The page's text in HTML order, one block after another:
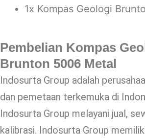
1x Kompas Geologi
Pembelian Kompas
Brunton 5006 Metal
Indosurta Group adalah
dan pemetaan terkemuka di
Indosurta Group melayani jual,
kalibrasi. Indosurta Group